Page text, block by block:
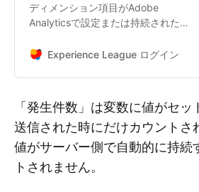
ディメンション項目がAdobe
Analyticsで設定または持続された回
Experience League ログイン
「発生件数」は変数に値がセ
送信された時にだけカウントさ
値がサーバー側で自動的に持続
トされません。